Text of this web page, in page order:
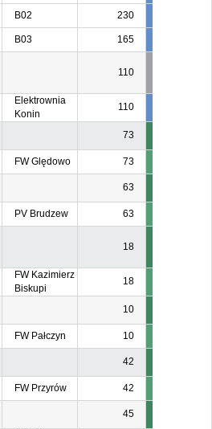
B02 230
B03 165
110
Elektrownia
Konin
110
73
FW Ględowo
73
63
PV Brudzew
63
18
FW Kazimierz
Biskupi
18
10
FW Pałczyn
10
42
FW Przyrów 42
45